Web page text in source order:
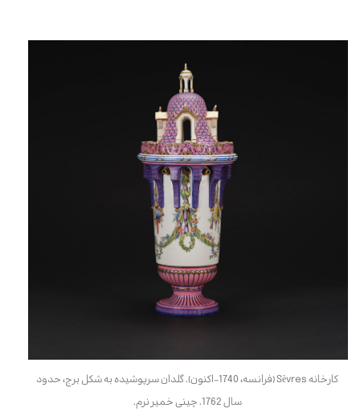
کارخانهSèvres ( فرانسه، 1740 –اکنون). گلدان سرپوشیده به شکل برج، حدود
سال 1762. چینی خمیر نرم.